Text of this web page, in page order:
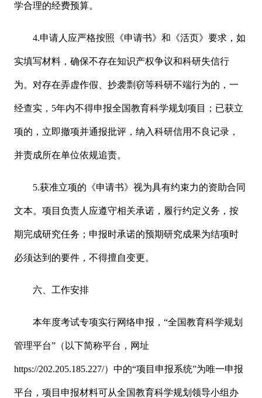
学合理的经费预算。
4.申请人应严格按照《申请书》和《活页》要求，如
实填写材料，确保不存在知识产权争议和科研失信行
为。对存在弄虚作假、抄袭剽窃等科研不端行为的，一
经查实，5年内不得申报全国教育科学规划项目；已获立
项的，立即撤项并通报批评，纳入科研信用不良记录，
并责成所在单位依规追责。
5.获准立项的《申请书》视为具有约束力的资助合同
文本。项目负责人应遵守相关承诺，履行约定义务，按
期完成研究任务；申报时承诺的预期研究成果为结项时
必须达到的要件，不得擅自变更。
六、工作安排
本年度考试专项实行网络申报，“全国教育科学规划
管理平台”（以下简称平台，网址
https://202.205.185.227/）中的“项目申报系统”为唯一申报
平台，项目申报材料可从全国教育科学规划领导小组办